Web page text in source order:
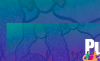
al
contenido